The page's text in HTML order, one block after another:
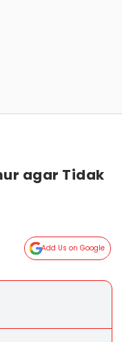
agar Tidak
Add Us on Google